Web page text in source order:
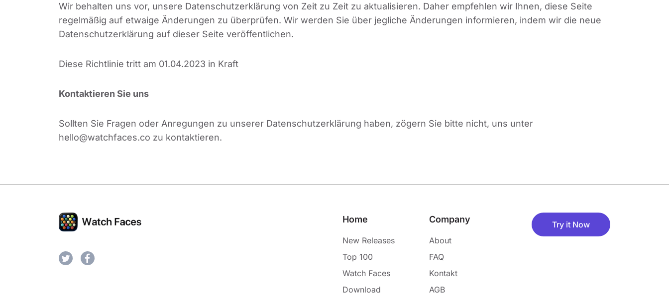
Wir behalten uns vor, unsere Datenschutzerklärung von Zeit zu Zeit zu aktualisieren. Daher empfehlen wir Ihnen, diese Seite
regelmäßig auf etwaige Änderungen zu überprüfen. Wir werden Sie über jegliche Änderungen informieren, indem wir die neue
Datenschutzerklärung auf dieser Seite veröffentlichen.
Diese Richtlinie tritt am 01.04.2023 in Kraft
Kontaktieren Sie uns
Sollten Sie Fragen oder Anregungen zu unserer Datenschutzerklärung haben, zögern Sie bitte nicht, uns unter
hello@watchfaces.co zu kontaktieren.
Home
New Releases
Top 100
Watch Faces
Download
Company
About
FAQ
Kontakt
AGB
Try it Now